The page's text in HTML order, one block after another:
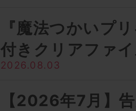
『魔法つかいプ
付きクリアファ
2026.08.03
【2026年7月】